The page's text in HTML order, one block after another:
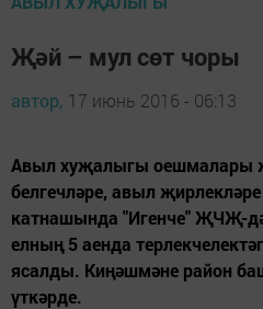
Җәй – мул сөт чоры
автор, 17 июнь 2016 - 06:13
Авыл хуҗалыгы оешмалары
белгечләре, авыл
катнашында "Игенче" ҖЧҖ-
елның 5 аенда
ясалды. Киңәшмәне район
үткәрде.